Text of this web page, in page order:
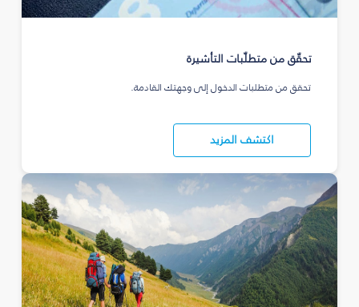
تحقّق من متطلّبات التأشيرة
تحقق من متطلبات الدخول إلى وجهتك القادمة.
اكتشف المزيد